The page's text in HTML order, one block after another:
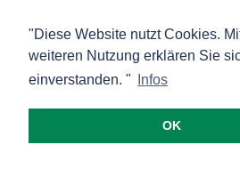
– Werbung
– Mehr über unsere Experten
"Diese Website nutzt Cookies.
weiteren Nutzung erklären Sie
einverstanden. "
Infos
OK